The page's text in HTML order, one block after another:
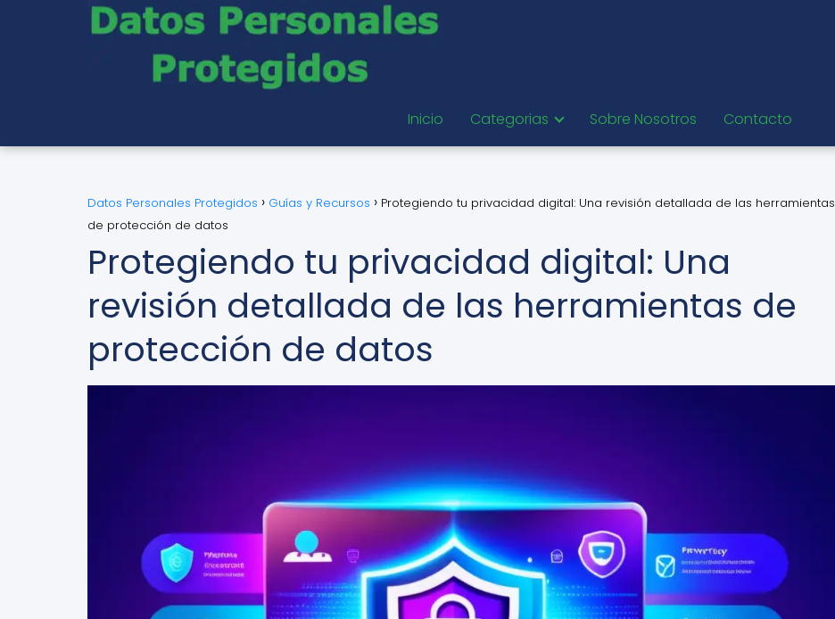
Inicio Categorias Sobre Nosotros Contacto
Datos Personales Protegidos Guías y Recursos
Protegiendo tu privacidad digital: Una revisión detallada de las herramientas
de protección de datos
Protegiendo tu privacidad digital: Una
revisión detallada de las herramientas de
protección de datos